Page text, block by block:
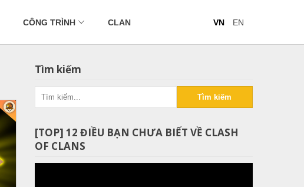
CÔNG TRÌNH CLAN VN EN
Tìm kiếm
Tìm kiếm
[TOP] 12 ĐIỀU BẠN CHƯA BIẾT VỀ CLASH
OF CLANS